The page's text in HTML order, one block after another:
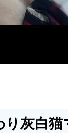
灰白